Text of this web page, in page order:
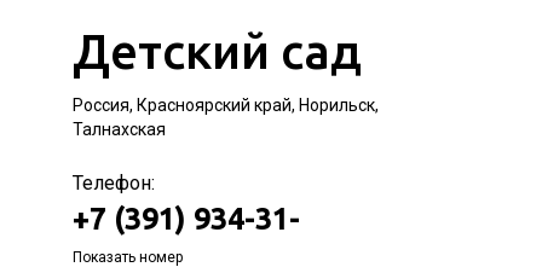
Детский сад
Россия, Красноярский край, Норильск,
Талнахская
Телефон:
+7 (391) 934-31-
Показать номер